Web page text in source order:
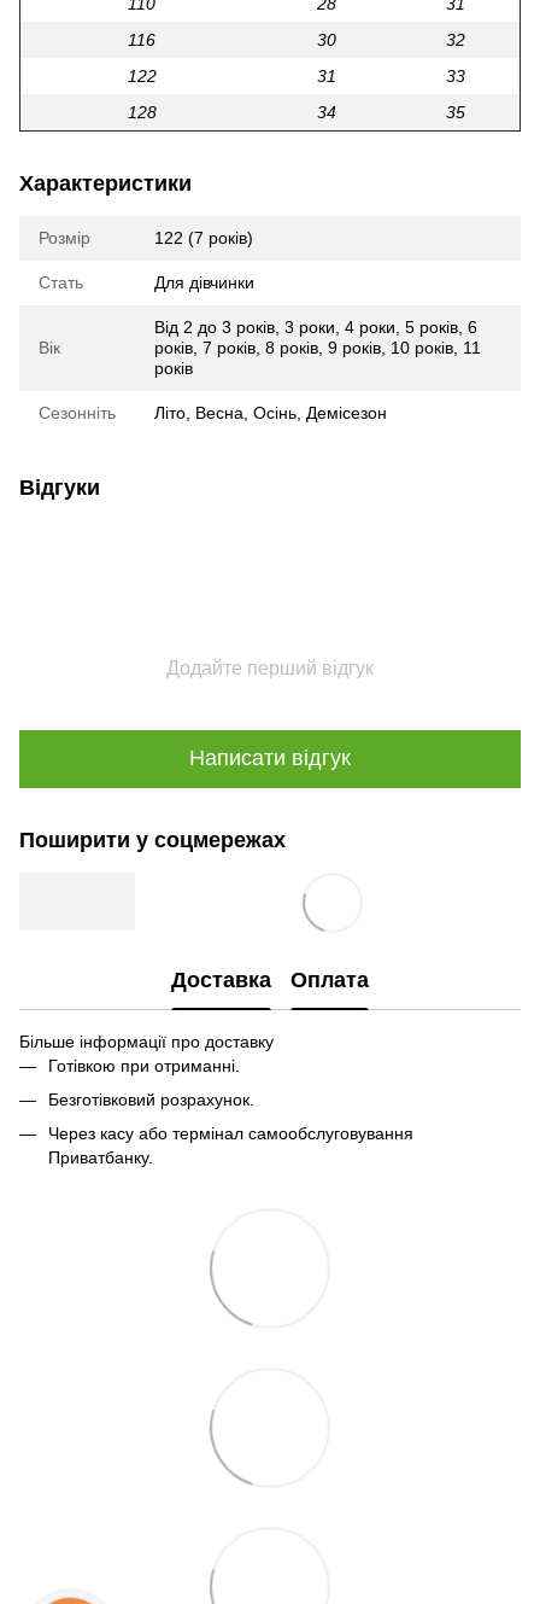
116
30
32
122
31
33
128
34 35
Характеристики
Розмір 122 (7 років)
Стать Для дівчинки
Вік
Від 2 до 3 років 3 роки 4 роки 5 років 6
років 7 років 8 років 9 років 10 років 11
років
Сезонніть Літо Весна Осінь Демісезон
Відгуки
Додайте перший відгук
Написати відгук
Поширити у соцмережах
Доставка Оплата
Більше інформації про доставку
Готівкою при отриманні.
Безготівковий розрахунок.
Через касу або термінал самообслуговування
Приватбанку.